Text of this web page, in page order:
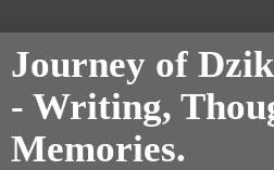
Journey of
- Writing,
Memories.